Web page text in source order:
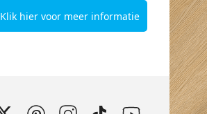
Klik hier voor meer informatie